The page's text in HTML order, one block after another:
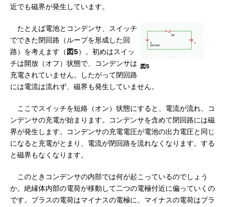
近でも磁界が発生しています。
図5
たとえば電池とコンデンサ、スイッチ
でできた閉回路（ループを形成した回
路）を考えます（ 図5）。初めはスイッ
チは開放（オフ）状態で、コンデンサは
充電されていません。したがって閉回路
には電流は流れず、磁界も発生していません。
ここでスイッチを短絡（オン）状態にすると、電流が流れ、コ
ンデンサの充電が始まります。コンデンサを含めて閉回路には磁
界が発生します。コンデンサの充電電圧が電池の出力電圧と同じ
になると充電がとまり、電流が閉回路を流れなくなります。する
と磁界もなくなります。
このときコンデンサの内部では何が起こっているのでしょう
か。絶縁体内部の電荷が移動して二つの電極付近に偏っていくの
です。プラスの電荷はマイナスの電極に、マイナスの電荷はプラ